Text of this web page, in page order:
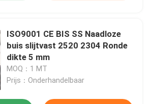
ISO9001 CE BIS SS Naadloze
buis slijtvast 2520 2304 Ronde
dikte 5 mm
MOQ：1 MT
Prijs：Onderhandelbaar